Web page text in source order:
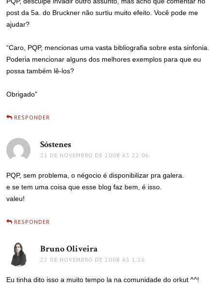
post da 5a. do Bruckner não surtiu muito efeito. Você pode me
ajudar?
“Caro, PQP, mencionas uma vasta bibliografia sobre esta sinfonia.
Poderia mencionar alguns dos melhores exemplos para que eu
possa também lê-los?
Obrigado”
RESPONDER
Sóstenes
21 DE NOVEMBRO DE 2008 ÀS 22:06
PQP, sem problema, o négocio é disponibilizar pra galera.
e se tem uma coisa que esse blog faz bem, é isso.
valeu!
RESPONDER
Bruno Oliveira
22 DE NOVEMBRO DE 2008 ÀS 1:26
Eu tinha dito isso a muito tempo la na comunidade do orkut ^^!